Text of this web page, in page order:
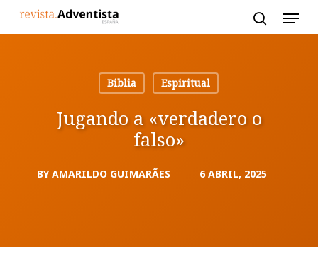
Biblia
Espiritual
Jugando a «verdadero o
falso»
BY AMARILDO GUIMARÃES 6 ABRIL, 2025